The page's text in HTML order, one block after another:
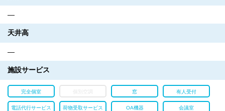
―
天井高
―
施設サービス
完全個室 個別空調 窓 有人受付
電話代行サービス 荷物受取サービス OA機器 会議室